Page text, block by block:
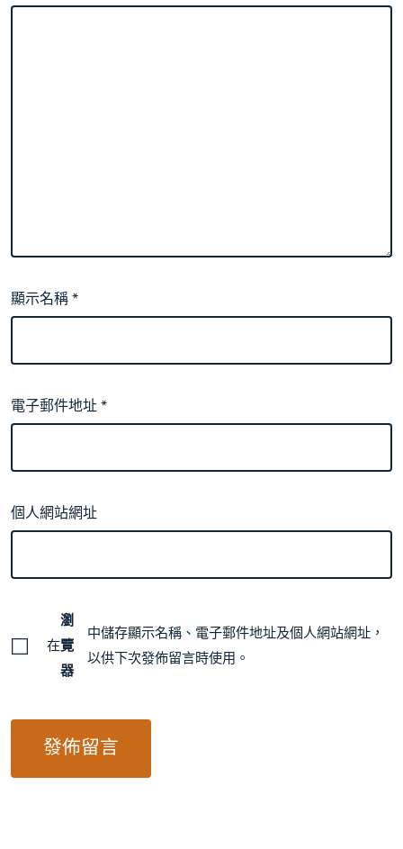
顯示名稱*
電子郵件地址*
個人網站網址
在
瀏
覽
器
中儲存顯示名稱、電子郵件地址及個人網站網址，
以供下次發佈留言時使用。